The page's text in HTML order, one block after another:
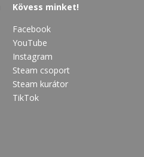
Kövess minket!
Facebook
YouTube
Instagram
Steam csoport
Steam kurátor
TikTok